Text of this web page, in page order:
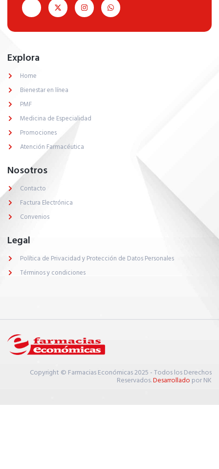
Explora
Home
Bienestar en línea
PMF
Medicina de Especialidad
Promociones
Atención Farmacéutica
Nosotros
Contacto
Factura Electrónica
Convenios
Legal
Política de Privacidad y Protección de Datos Personales
Términos y condiciones
Copyright © Farmacias Económicas 2025 - Todos los Derechos
Reservados.Desarrollado por NK
Asistente Farmacias Económicas
Conectado
farmacias cercanas
Conocer horarios de atención
Consultar farmacias cercanas a tu ubicación
¿En qué puedo ayudarte hoy?